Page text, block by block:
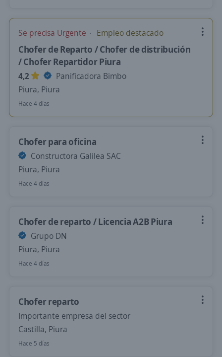
Se precisa Urgente Empleo destacado
Chofer de Reparto / Chofer de distribución
/ Chofer Repartidor Piura
4,2
Panificadora Bimbo
Piura, Piura
Hace 4 días
Chofer para oficina
Constructora Galilea SAC
Piura, Piura
Hace 4 días
Chofer de reparto / Licencia A2B Piura
Grupo DN
Piura, Piura
Hace 4 días
Chofer reparto
Importante empresa del sector
Castilla, Piura
Hace 5 días